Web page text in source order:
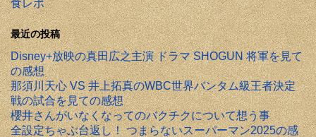
食レポ
最近の投稿
Disney+放映の真田広之主演 ドラマ SHOGUN 将軍を見て
の感想
那須川天心 VS 井上拓真のWBC世界バンタム級王者決定
戦の試合を見ての感想
櫻井さんがいなくなってのバクチクについて想う事
全設定ちゃぶ台返し！ つまらないスーパーマン2025の感